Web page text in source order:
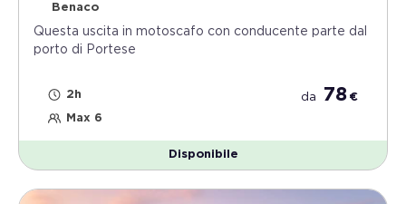
Benaco
Questa uscita in motoscafo con conducente parte dal
porto di Portese
2h
Max 6
da 78 €
Disponibile